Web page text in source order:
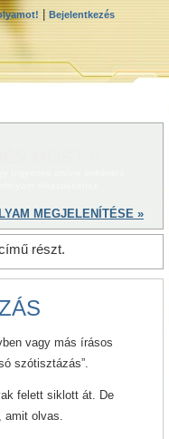
Bejelentkezés
MEGJELENÍTÉSE »
részt.
vagy más írásos
szótisztázás”.
felett siklott át. De
olvas.